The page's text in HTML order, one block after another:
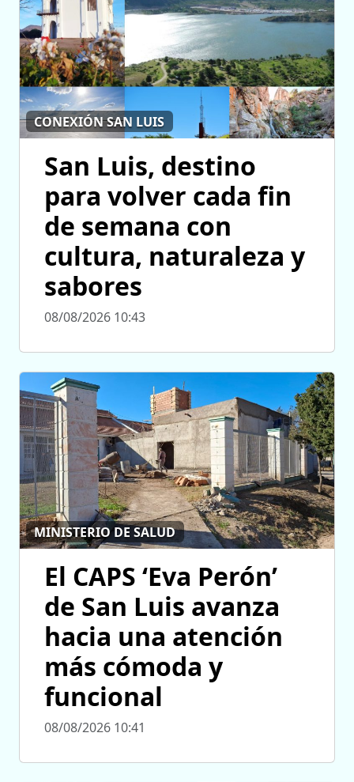
CONEXIÓN SAN LUIS
San Luis, destino
para volver cada fin
de semana con
cultura, naturaleza y
sabores
08/08/2026 10:43
MINISTERIO DE SALUD
El CAPS ‘Eva Perón’
de San Luis avanza
hacia una atención
más cómoda y
funcional
08/08/2026 10:41